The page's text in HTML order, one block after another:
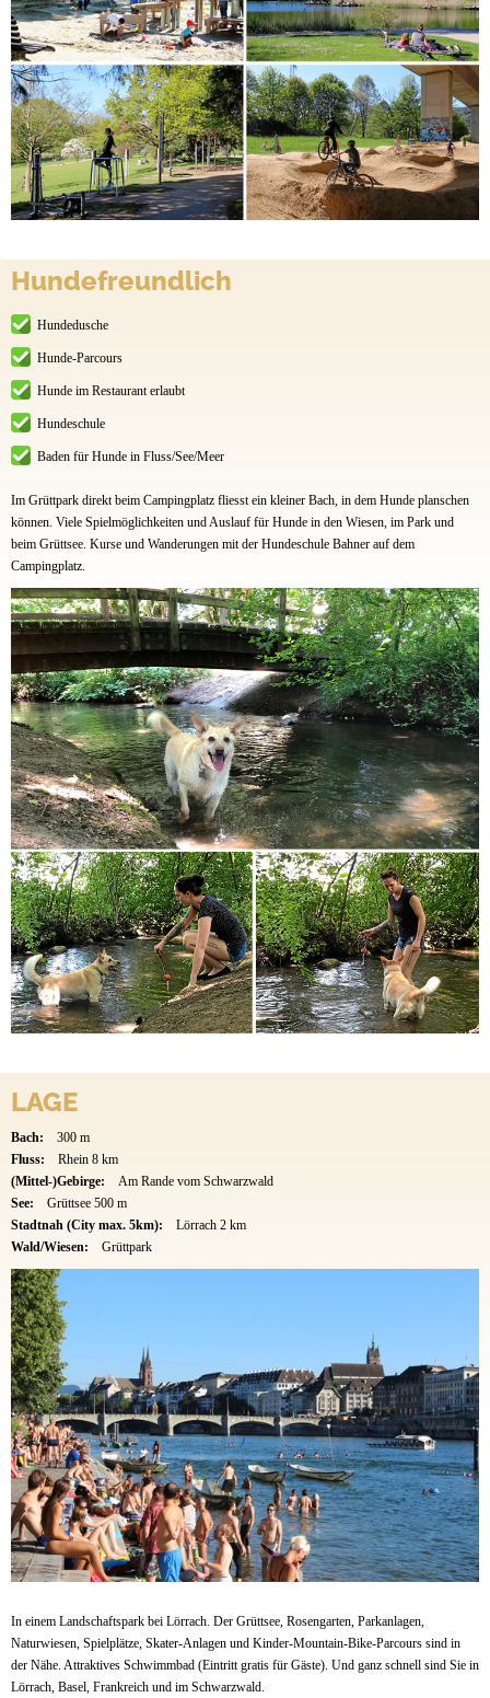
Hundefreundlich
Hundedusche
Hunde-Parcours
Hunde im Restaurant erlaubt
Hundeschule
Baden für Hunde in Fluss/See/Meer
Im Grüttpark direkt beim Campingplatz fliesst ein kleiner Bach, in dem Hunde planschen
können. Viele Spielmöglichkeiten und Auslauf für Hunde in den Wiesen, im Park und
beim Grüttsee. Kurse und Wanderungen mit der Hundeschule Bahner auf dem
Campingplatz.
LAGE
Bach:
300 m
Fluss:
Rhein 8 km
(Mittel-)Gebirge:
Am Rande vom Schwarzwald
See:
Grüttsee 500 m
Stadtnah (City max. 5km):
Lörrach 2 km
Wald/Wiesen:
Grüttpark
In einem Landschaftspark bei Lörrach. Der Grüttsee, Rosengarten, Parkanlagen,
Naturwiesen, Spielplätze, Skater-Anlagen und Kinder-Mountain-Bike-Parcours sind in
der Nähe. Attraktives Schwimmbad (Eintritt gratis für Gäste). Und ganz schnell sind Sie in
Lörrach, Basel, Frankreich und im Schwarzwald.